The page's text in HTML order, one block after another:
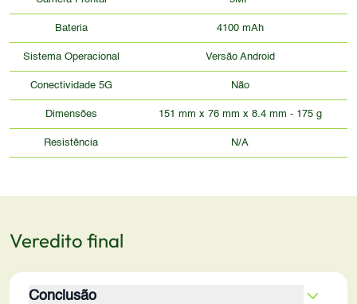
Bateria 4100 mAh
Sistema Operacional Versão Android
Conectividade 5G Não
Dimensões 151 mm x 76 mm x 8.4 mm - 175 g
Resistência N/A
Veredito final
Conclusão